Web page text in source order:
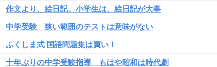
作文より、絵日記。小学生は、絵日記が大事
中学受験 狭い範囲のテストは意味がない
ふくしま式 国語問題集は買い！
十年ぶりの中学受験指導 もはや昭和は時代劇